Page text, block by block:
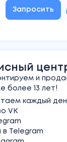
Запросить
и
более 13 лет!
каждый
VK
в Telegram